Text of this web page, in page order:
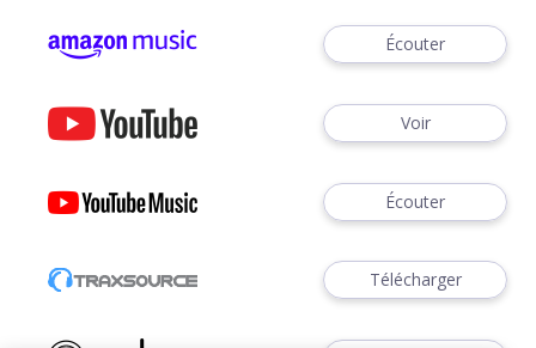
Écouter
Voir
Écouter
Télécharger